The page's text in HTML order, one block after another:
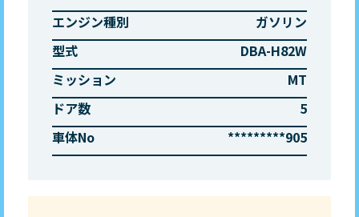
エンジン種別
ガソリン
型式
DBA-H82W
ミッション
MT
ドア数
5
車体No
*********905